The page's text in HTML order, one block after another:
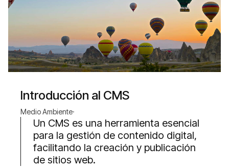
Introducción al CMS
Medio Ambiente·
Un CMS es una herramienta esencial
para la gestión de contenido digital,
facilitando la creación y publicación
de sitios web.